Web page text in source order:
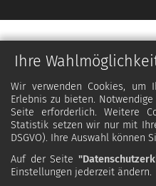
Ihre
Wir verwenden Cookies, um
Erlebnis zu bieten.
Seite erforderlich. Weitere
Statistik setzen wir nur mit
DSGVO). Ihre Auswahl können
Auf der Seite
Einstellungen jederzeit ändern.